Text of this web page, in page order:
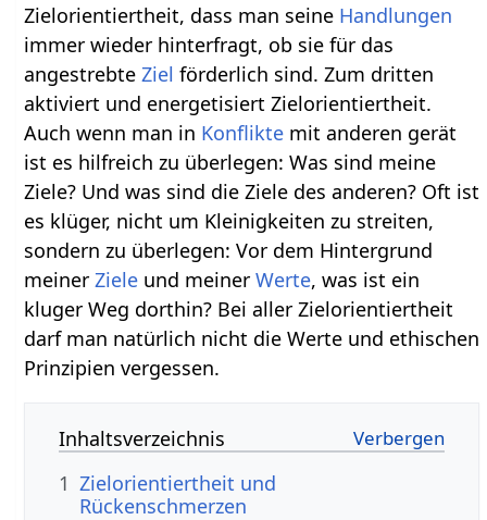
Zielorientiertheit, dass man seine Handlungen
immer wieder hinterfragt, ob sie für das
angestrebteZiel förderlich sind. Zum dritten
aktiviert und energetisiert Zielorientiertheit.
Auch wenn man in Konflikte mit anderen gerät
ist es hilfreich zu überlegen: Was sind meine
Ziele? Und was sind die Ziele des anderen? Oft ist
es klüger, nicht um Kleinigkeiten zu streiten,
sondern zu überlegen: Vor dem Hintergrund
meinerZiele und meinerWerte, was ist ein
kluger Weg dorthin? Bei aller Zielorientiertheit
darf man natürlich nicht die Werte und ethischen
Prinzipien vergessen.
Inhaltsverzeichnis
1 Zielorientiertheit und
Rückenschmerzen